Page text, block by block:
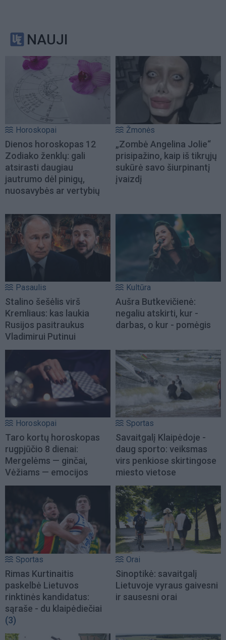
NAUJI
Horoskopai
Dienos horoskopas 12
Zodiako ženklų: gali
atsirasti daugiau
jautrumo dėl pinigų,
nuosavybės ar vertybių
Žmonės
„Zombė Angelina Jolie“
prisipažino, kaip iš tikrųjų
sukūrė savo šiurpinantį
įvaizdį
Pasaulis
Stalino šešėlis virš
Kremliaus: kas laukia
Rusijos pasitraukus
Vladimirui Putinui
Kultūra
Aušra Butkevičienė:
negaliu atskirti, kur -
darbas, o kur - pomėgis
Horoskopai
Taro kortų horoskopas
rugpjūčio 8 dienai:
Mergelėms — ginčai,
Vėžiams — emocijos
Sportas
Savaitgalį Klaipėdoje -
daug sporto: veiksmas
virs penkiose skirtingose
miesto vietose
Sportas
Rimas Kurtinaitis
paskelbė Lietuvos
rinktinės kandidatus:
sąraše - du klaipėdiečiai
(3)
Orai
Sinoptikė: savaitgalį
Lietuvoje vyraus gaivesni
ir sausesni orai